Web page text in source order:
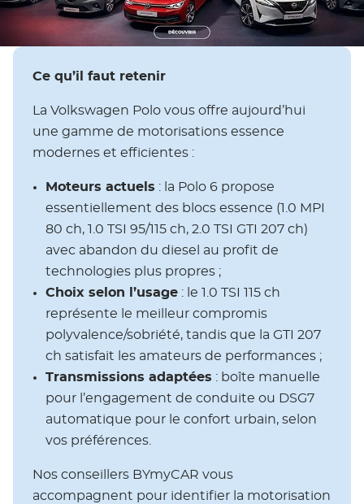
Ce qu’il faut retenir
La Volkswagen Polo vous offre aujourd’hui
une gamme de motorisations essence
modernes et efficientes :
Moteurs actuels : la Polo 6 propose
essentiellement des blocs essence (1.0 MPI
80 ch, 1.0 TSI 95/115 ch, 2.0 TSI GTI 207 ch)
avec abandon du diesel au profit de
technologies plus propres ;
Choix selon l’usage : le 1.0 TSI 115 ch
représente le meilleur compromis
polyvalence/sobriété, tandis que la GTI 207
ch satisfait les amateurs de performances ;
Transmissions adaptées : boîte manuelle
pour l’engagement de conduite ou DSG7
automatique pour le confort urbain, selon
vos préférences.
Nos conseillers BYmyCAR vous
accompagnent pour identifier la motorisation